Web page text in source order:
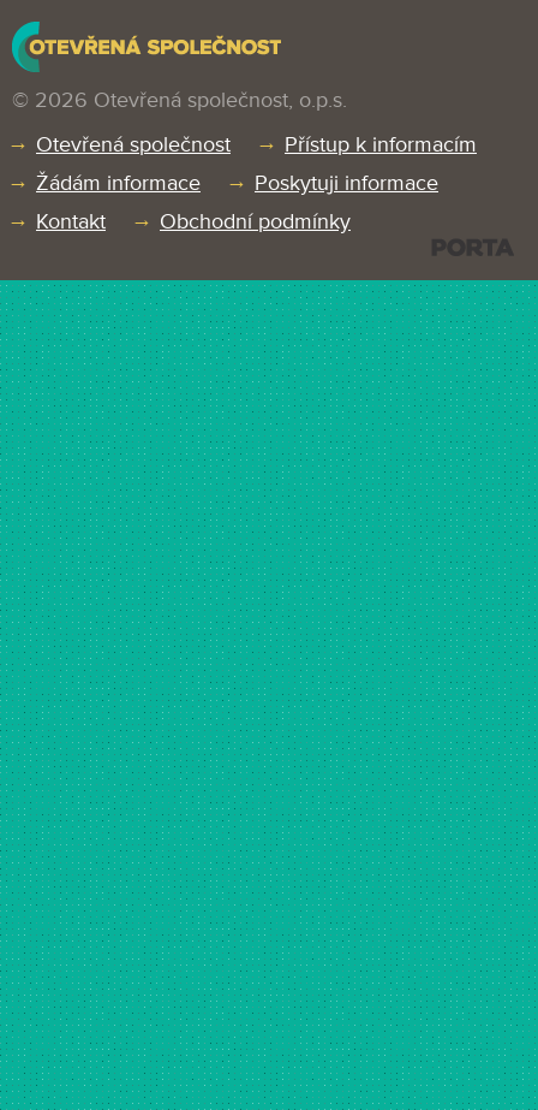
© 2026 Otevřená společnost, o.p.s.
Otevřená společnost
Přístup k informacím
Žádám informace
Poskytuji informace
Kontakt
Obchodní podmínky